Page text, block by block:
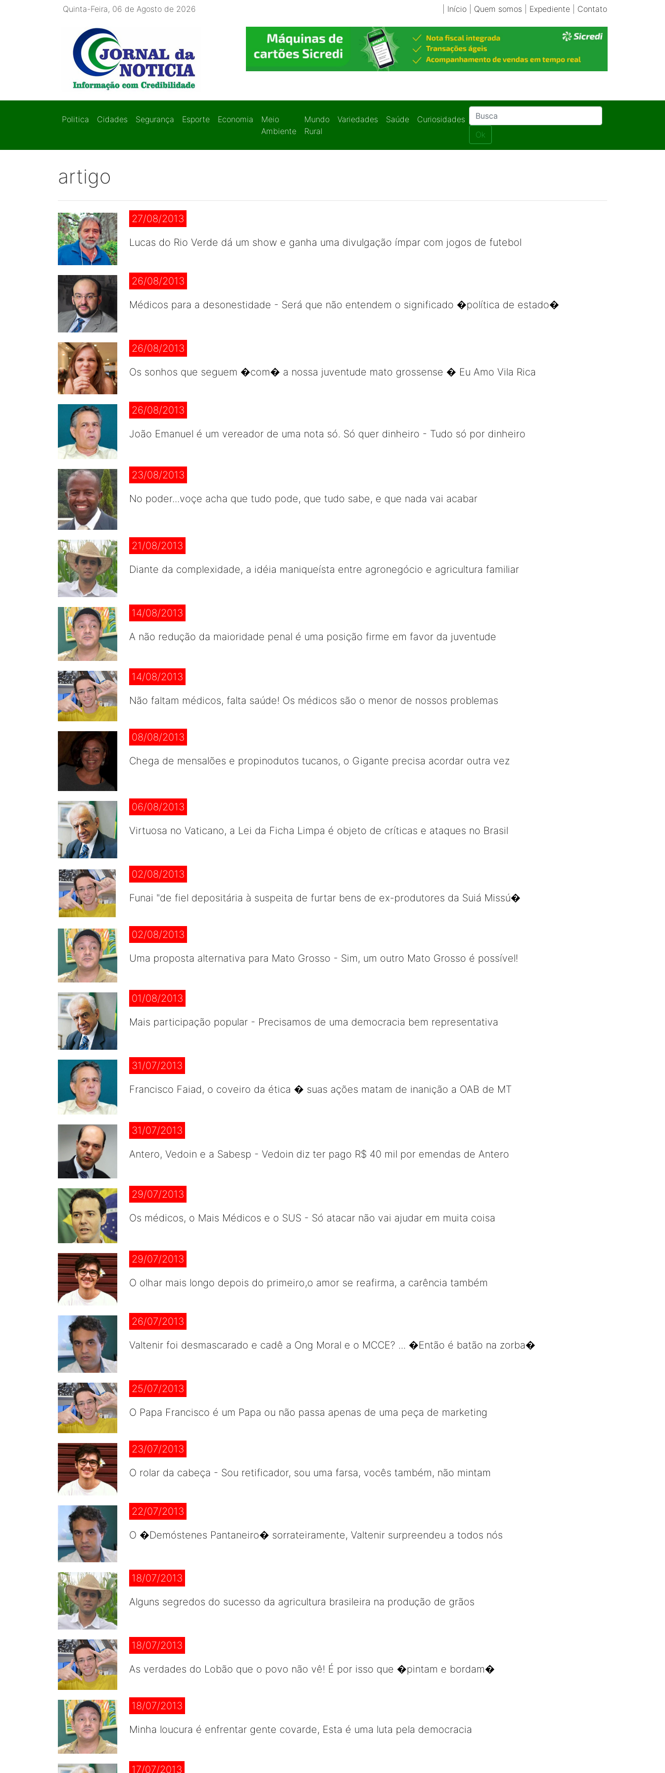
Quinta-Feira, 06 de Agosto de 2026 Início| Quem somos Expediente| Contato
Politica Cidades Segurança Esporte Economia
Meio
Ambiente
Mundo
Rural
Variedades Saúde
Curiosidades
Ok
artigo
27/08/2013
Lucas do Rio Verde dá um show e ganha uma divulgação ímpar com jogos de futebol
26/08/2013
Médicos para a desonestidade - Será que não entendem o significado �política de estado�
26/08/2013
Os sonhos que seguem �com� a nossa juventude mato grossense � Eu Amo Vila Rica
26/08/2013
João Emanuel é um vereador de uma nota só. Só quer dinheiro - Tudo só por dinheiro
23/08/2013
No poder...voçe acha que tudo pode, que tudo sabe, e que nada vai acabar
21/08/2013
Diante da complexidade, a idéia maniqueísta entre agronegócio e agricultura familiar
14/08/2013
A não redução da maioridade penal é uma posição firme em favor da juventude
14/08/2013
Não faltam médicos, falta saúde! Os médicos são o menor de nossos problemas
08/08/2013
Chega de mensalões e propinodutos tucanos, o Gigante precisa acordar outra vez
06/08/2013
Virtuosa no Vaticano, a Lei da Ficha Limpa é objeto de críticas e ataques no Brasil
02/08/2013
Funai "de fiel depositária à suspeita de furtar bens de ex-produtores da Suiá Missú�
02/08/2013
Uma proposta alternativa para Mato Grosso - Sim, um outro Mato Grosso é possível!
01/08/2013
Mais participação popular - Precisamos de uma democracia bem representativa
31/07/2013
Francisco Faiad, o coveiro da ética � suas ações matam de inanição a OAB de MT
31/07/2013
Antero, Vedoin e a Sabesp - Vedoin diz ter pago R$ 40 mil por emendas de Antero
29/07/2013
Os médicos, o Mais Médicos e o SUS - Só atacar não vai ajudar em muita coisa
29/07/2013
O olhar mais longo depois do primeiro,o amor se reafirma, a carência também
26/07/2013
Valtenir foi desmascarado e cadê a Ong Moral e o MCCE? ... �Então é batão na zorba�
25/07/2013
O Papa Francisco é um Papa ou não passa apenas de uma peça de marketing
23/07/2013
O rolar da cabeça - Sou retificador, sou uma farsa, vocês também, não mintam
22/07/2013
O �Demóstenes Pantaneiro� sorrateiramente, Valtenir surpreendeu a todos nós
18/07/2013
Alguns segredos do sucesso da agricultura brasileira na produção de grãos
18/07/2013
As verdades do Lobão que o povo não vê! É por isso que �pintam e bordam�
18/07/2013
Minha loucura é enfrentar gente covarde, Esta é uma luta pela democracia
17/07/2013